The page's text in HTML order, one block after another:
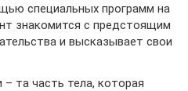
специальных программ на
знакомится с предстоящим
и высказывает свои
та часть тела, которая